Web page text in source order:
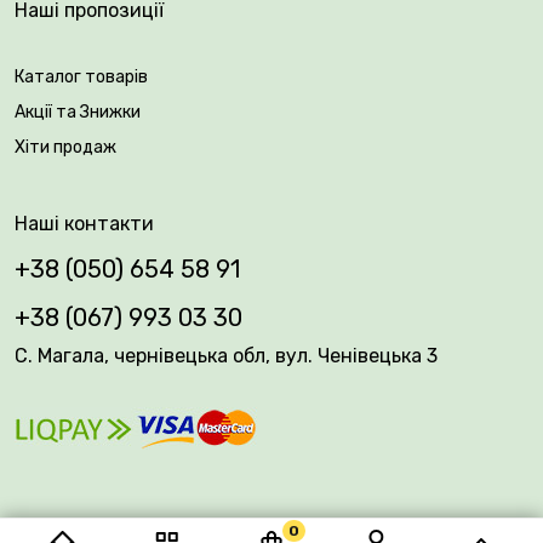
0
Упакування: закрита коренева система.
Наші пропозиції
Каталог товарів
Акції та Знижки
Хіти продаж
Наші контакти
+38 (050) 654 58 91
+38 (067) 993 03 30
С. Магала, чернівецька обл, вул. Ченівецька 3